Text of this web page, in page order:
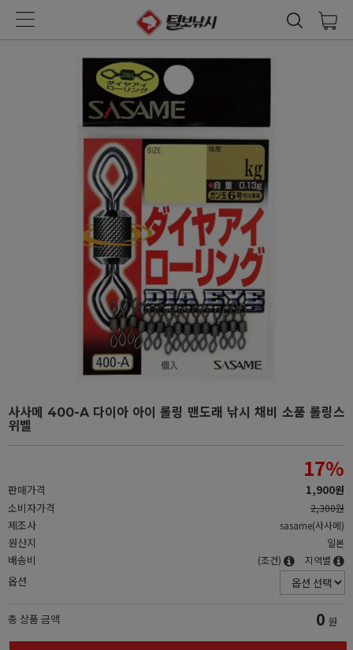
사사메 400-A 다이아 아이 롤링 맨도래 낚시 채비 소품 롤링스
위벨
판매가격
17%
1,900원
소비자가격
2,300원
제조사 sasame(사사메)
원산지 일본
배송비 (조건) 지역별
옵션
총 상품 금액 0 원